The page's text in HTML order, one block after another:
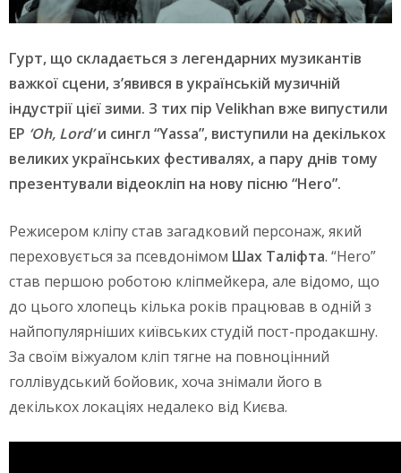
Гурт, що складається з легендарних музикантів
важкої сцени, з’явився в українській музичній
індустрії цієї зими. З тих пір Velikhan вже випустили
ЕР ‘Oh, Lord’и сингл “Yassa”, виступили на декількох
великих українських фестивалях, а пару днів тому
презентували відеокліп на нову пісню “Hero”.
Режисером кліпу став загадковий персонаж, який
переховується за псевдонімом Шах Таліфта. “Hero”
став першою роботою кліпмейкера, але відомо, що
до цього хлопець кілька років працював в одній з
найпопулярніших київських студій пост-продакшну.
За своїм віжуалом кліп тягне на повноцінний
голлівудський бойовик, хоча знімали його в
декількох локаціях недалеко від Києва.